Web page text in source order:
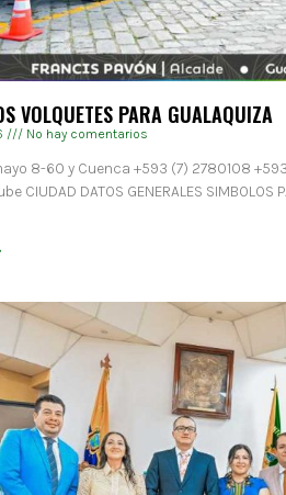
VOLQUETES PARA GUALAQUIZA
No hay comentarios
8-60 y Cuenca +593 (7) 2780108
CIUDAD DATOS GENERALES SIMBOLOS